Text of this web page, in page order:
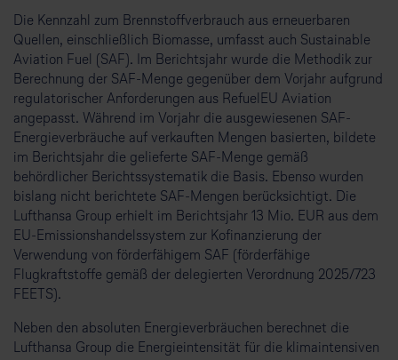
Die Kennzahl zum Brennstoffverbrauch aus erneuerbaren
Quellen, einschließlich Biomasse, umfasst auch Sustainable
Aviation Fuel (SAF). Im Berichtsjahr wurde die Methodik zur
Berechnung der SAF-Menge gegenüber dem Vorjahr aufgrund
regulatorischer Anforderungen aus RefuelEU Aviation
angepasst. Während im Vorjahr die ausgewiesenen SAF-
Energieverbräuche auf verkauften Mengen basierten, bildete
im Berichtsjahr die gelieferte SAF-Menge gemäß
behördlicher Berichtssystematik die Basis. Ebenso wurden
bislang nicht berichtete SAF-Mengen berücksichtigt. Die
Lufthansa Group erhielt im Berichtsjahr 13 Mio. EUR aus dem
EU-Emissionshandelssystem zur Kofinanzierung der
Verwendung von förderfähigem SAF (förderfähige
Flugkraftstoffe gemäß der delegierten Verordnung 2025/723
FEETS).
Neben den absoluten Energieverbräuchen berechnet die
Lufthansa Group die Energieintensität für die klimaintensiven